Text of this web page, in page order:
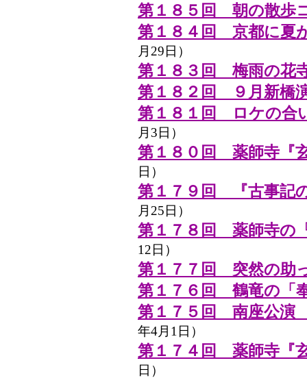
第１８５回 朝の散歩
第１８４回 京都に夏
月29日）
第１８３回 梅雨の花
第１８２回 ９月新橋
第１８１回 ロケの合
月3日）
第１８０回 薬師寺『
日）
第１７９回 『古事記
月25日）
第１７８回 薬師寺の
12日）
第１７７回 突然の助
第１７６回 鶴竜の「
第１７５回 南座公演
年4月1日）
第１７４回 薬師寺『
日）